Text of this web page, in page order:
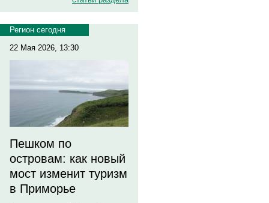
Регион сегодня
22 Мая 2026, 13:30
Пешком по
островам: как новый
мост изменит туризм
в Приморье